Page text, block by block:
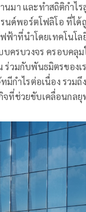
นมา และทำสถิติกำไ
นด์พอร์ตโฟลิโอ ที่ไ
ฟ้าที่นำโดยเทคโนโล
ครบวงจร ครอบคลุม
ร่วมกับพันธมิตรของ
ำไรต่อเนื่อง รวมถึ
ที่ช่วยขับเคลื่อนกลยุ